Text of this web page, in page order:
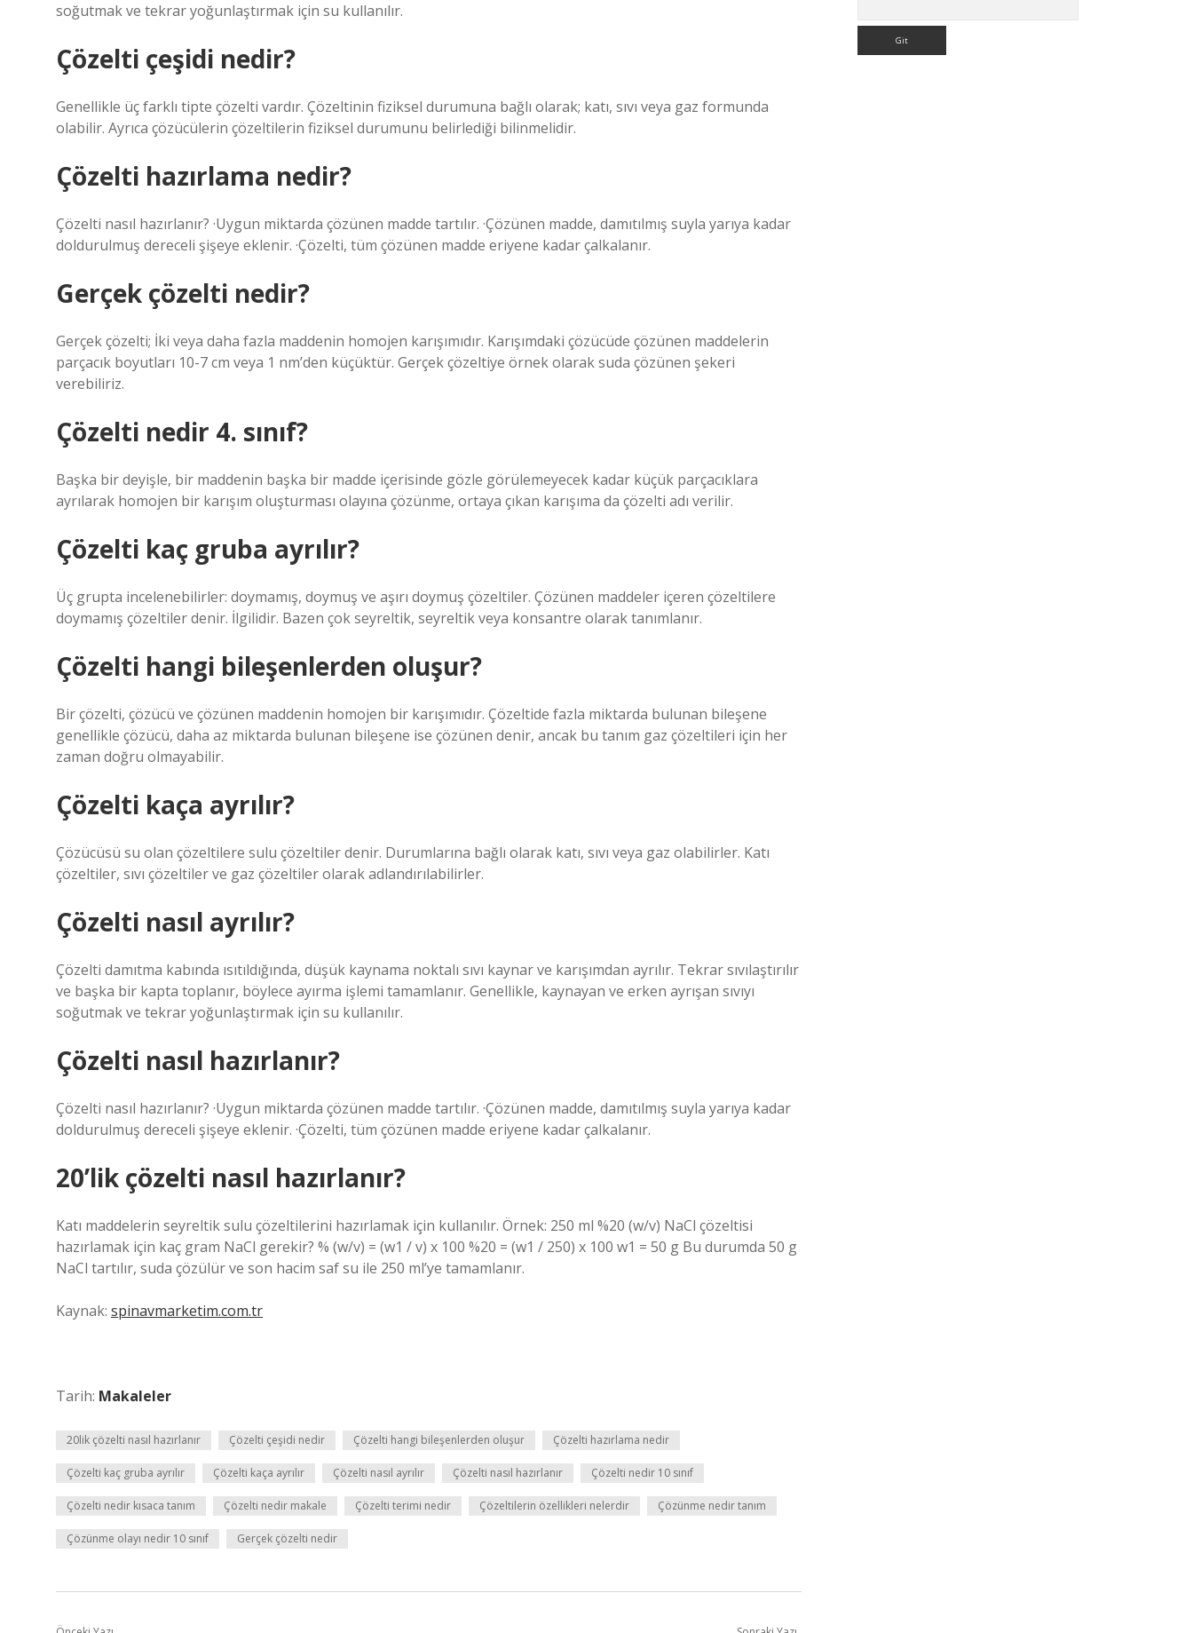
soğutmak ve tekrar yoğunlaştırmak için su kullanılır.
Çözelti çeşidi nedir?
Genellikle üç farklı tipte çözelti vardır. Çözeltinin fiziksel durumuna bağlı olarak; katı, sıvı veya gaz formunda
olabilir. Ayrıca çözücülerin çözeltilerin fiziksel durumunu belirlediği bilinmelidir.
Çözelti hazırlama nedir?
Çözelti nasıl hazırlanır? ·Uygun miktarda çözünen madde tartılır. ·Çözünen madde, damıtılmış suyla yarıya kadar
doldurulmuş dereceli şişeye eklenir. ·Çözelti, tüm çözünen madde eriyene kadar çalkalanır.
Gerçek çözelti nedir?
Gerçek çözelti; İki veya daha fazla maddenin homojen karışımıdır. Karışımdaki çözücüde çözünen maddelerin
parçacık boyutları 10-7 cm veya 1 nm’den küçüktür. Gerçek çözeltiye örnek olarak suda çözünen şekeri
verebiliriz.
Çözelti nedir 4. sınıf?
Başka bir deyişle, bir maddenin başka bir madde içerisinde gözle görülemeyecek kadar küçük parçacıklara
ayrılarak homojen bir karışım oluşturması olayına çözünme, ortaya çıkan karışıma da çözelti adı verilir.
Çözelti kaç gruba ayrılır?
Üç grupta incelenebilirler: doymamış, doymuş ve aşırı doymuş çözeltiler. Çözünen maddeler içeren çözeltilere
doymamış çözeltiler denir. İlgilidir. Bazen çok seyreltik, seyreltik veya konsantre olarak tanımlanır.
Çözelti hangi bileşenlerden oluşur?
Bir çözelti, çözücü ve çözünen maddenin homojen bir karışımıdır. Çözeltide fazla miktarda bulunan bileşene
genellikle çözücü, daha az miktarda bulunan bileşene ise çözünen denir, ancak bu tanım gaz çözeltileri için her
zaman doğru olmayabilir.
Çözelti kaça ayrılır?
Çözücüsü su olan çözeltilere sulu çözeltiler denir. Durumlarına bağlı olarak katı, sıvı veya gaz olabilirler. Katı
çözeltiler, sıvı çözeltiler ve gaz çözeltiler olarak adlandırılabilirler.
Çözelti nasıl ayrılır?
Çözelti damıtma kabında ısıtıldığında, düşük kaynama noktalı sıvı kaynar ve karışımdan ayrılır. Tekrar sıvılaştırılır
ve başka bir kapta toplanır, böylece ayırma işlemi tamamlanır. Genellikle, kaynayan ve erken ayrışan sıvıyı
soğutmak ve tekrar yoğunlaştırmak için su kullanılır.
Çözelti nasıl hazırlanır?
Çözelti nasıl hazırlanır? ·Uygun miktarda çözünen madde tartılır. ·Çözünen madde, damıtılmış suyla yarıya kadar
doldurulmuş dereceli şişeye eklenir. ·Çözelti, tüm çözünen madde eriyene kadar çalkalanır.
20’lik çözelti nasıl hazırlanır?
Katı maddelerin seyreltik sulu çözeltilerini hazırlamak için kullanılır. Örnek: 250 ml %20 (w/v) NaCl çözeltisi
hazırlamak için kaç gram NaCl gerekir? % (w/v) = (w1 / v) x 100 %20 = (w1 / 250) x 100 w1 = 50 g Bu durumda 50 g
NaCl tartılır, suda çözülür ve son hacim saf su ile 250 ml’ye tamamlanır.
Kaynak: spinavmarketim.com.tr
Tarih: Makaleler
20lik çözelti nasıl hazırlanır Çözelti çeşidi nedir Çözelti hangi bileşenlerden oluşur Çözelti hazırlama nedir
Çözelti kaç gruba ayrılır Çözelti kaça ayrılır Çözelti nasıl ayrılır Çözelti nasıl hazırlanır Çözelti nedir 10 sınıf
Çözelti nedir kısaca tanım Çözelti nedir makale Çözelti terimi nedir Çözeltilerin özellikleri nelerdir Çözünme nedir tanım
Çözünme olayı nedir 10 sınıf Gerçek çözelti nedir